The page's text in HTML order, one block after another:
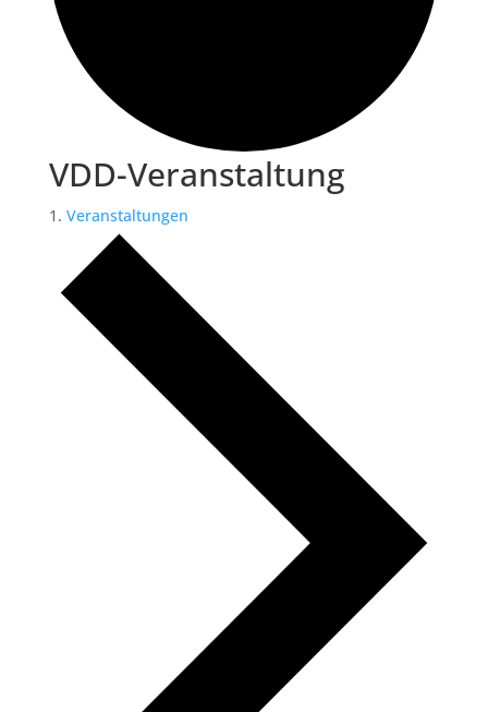
VDD-Veranstaltung
Veranstaltungen